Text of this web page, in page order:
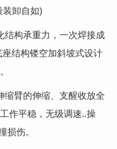
装卸自如)
结构承重力，一次焊接成
结构镂空加斜坡式设计
缩臂的伸缩、支醒收放全
作平稳，无级调速..操
损伤。